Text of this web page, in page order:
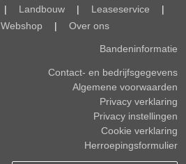
| Landbouw | Leaseservice
|
Webshop | Over ons
Bandeninformatie
Contact- en bedrijfsgegevens
Algemene voorwaarden
Privacy verklaring
Privacy instellingen
Cookie verklaring
Herroepingsformulier